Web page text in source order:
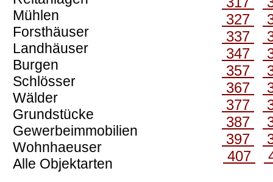
Mühlen
Forsthäuser
Landhäuser
Burgen
Schlösser
Wälder
Grundstücke
Gewerbeimmobilien
Wohnhaeuser
Alle Objektarten
327
337
347
357
367
377
387
397
407